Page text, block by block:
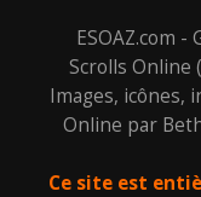
ESOAZ.com
Scrolls Online
Images, icônes,
Online par
Ce site est